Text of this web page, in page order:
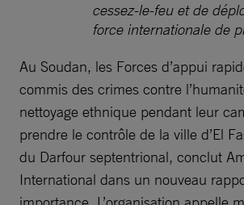
cessez-le-feu et de
force internationale de
Au Soudan, les Forces d’appui
commis des crimes contre
nettoyage ethnique pendant leur
prendre le contrôle de la ville d’El
du Darfour septentrional, conclut
International dans un nouveau